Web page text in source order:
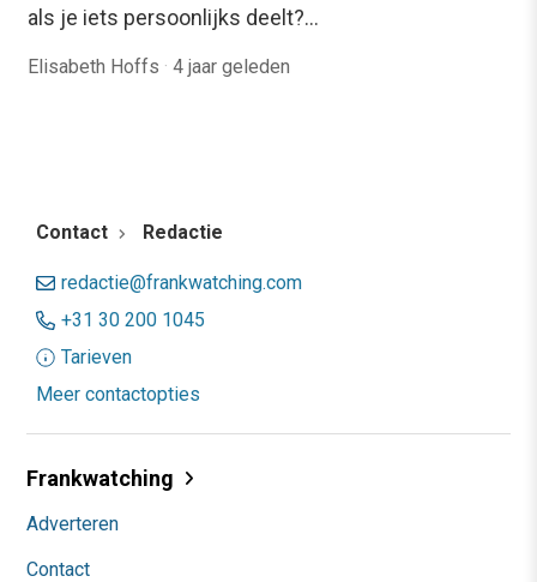
als je iets persoonlijks deelt?…
Elisabeth Hoffs · 4 jaar geleden
Contact Redactie
redactie@frankwatching.com
+31 30 200 1045
Tarieven
Meer contactopties
Frankwatching
Adverteren
Contact